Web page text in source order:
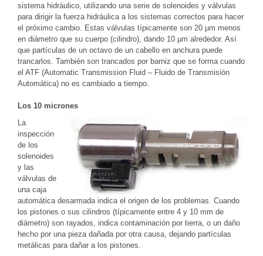
sistema hidráulico, utilizando una serie de solenoides y válvulas
para dirigir la fuerza hidráulica a los sistemas correctos para hacer
el próximo cambio. Estas válvulas típicamente son 20 µm menos
en diámetro que su cuerpo (cilindro), dando 10 µm alrededor. Así
que partículas de un octavo de un cabello en anchura puede
trancarlos. También son trancados por barniz que se forma cuando
el ATF (Automatic Transmission Fluid – Fluido de Transmisión
Automática) no es cambiado a tiempo.
Los 10 micrones
La
inspección
de los
solenoides
y las
válvulas de
una caja
automática desarmada indica el origen de los problemas. Cuando
los pistones o sus cilindros (típicamente entre 4 y 10 mm de
diámetro) son rayados, indica contaminación por tierra, o un daño
hecho por una pieza dañada por otra causa, dejando partículas
metálicas para dañar a los pistones.